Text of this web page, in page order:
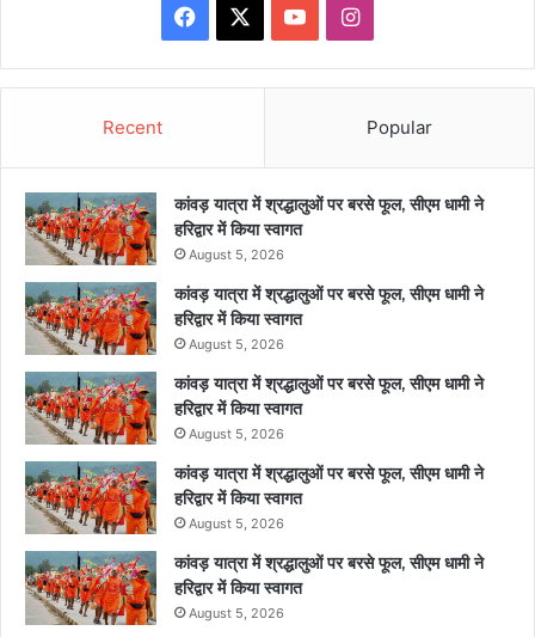
Facebook YouTubeInstagram
Recent Popular
कांवड़ यात्रा में श्रद्धालुओं पर बरसे फूल, सीएम धामी ने
हरिद्वार में किया स्वागत
August 5, 2026
कांवड़ यात्रा में श्रद्धालुओं पर बरसे फूल, सीएम धामी ने
हरिद्वार में किया स्वागत
August 5, 2026
कांवड़ यात्रा में श्रद्धालुओं पर बरसे फूल, सीएम धामी ने
हरिद्वार में किया स्वागत
August 5, 2026
कांवड़ यात्रा में श्रद्धालुओं पर बरसे फूल, सीएम धामी ने
हरिद्वार में किया स्वागत
August 5, 2026
कांवड़ यात्रा में श्रद्धालुओं पर बरसे फूल, सीएम धामी ने
हरिद्वार में किया स्वागत
August 5, 2026